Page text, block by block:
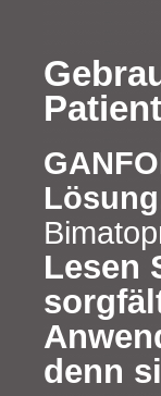
Lesen
denn